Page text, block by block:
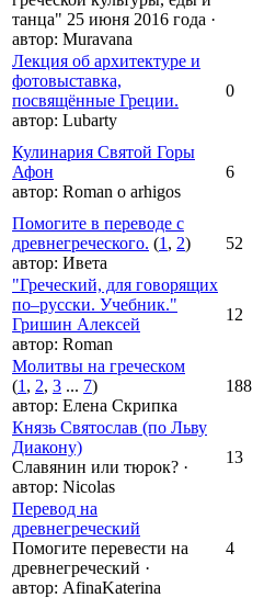
танца" 25 июня 2016 года ·
автор: Muravana
Лекция об архитектуре и
фотовыставка,
посвящённые Греции.
автор: Lubarty
0
Кулинария Святой Горы
Афон
автор: Roman o arhigos
6
Помогите в переводе с
древнегреческого. (1 , 2)
автор: Ивета
52
"Греческий, для говорящих
по–русски. Учебник."
Гришин Алексей
автор: Roman
12
Молитвы на греческом
(1 , 2, 3 ... 7)
автор: Елена Скрипка
188
Князь Святослав (по Льву
Диакону)
Славянин или тюрок? ·
автор: Nicolas
13
Перевод на
древнегреческий
Помогите перевести на
древнегреческий ·
автор: AfinaKaterina
4